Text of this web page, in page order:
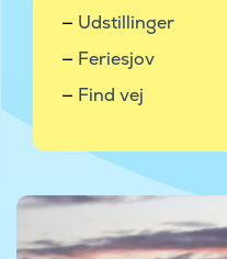
Udstillinger
Feriesjov
Find vej
©Foto af Tandrup Naturfilm